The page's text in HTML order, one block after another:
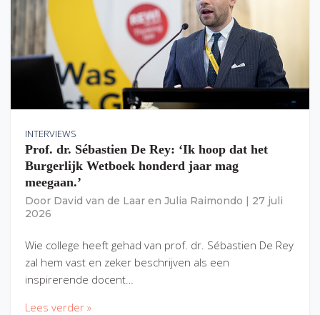
INTERVIEWS
Prof. dr. Sébastien De Rey: ‘Ik hoop dat het
Burgerlijk Wetboek honderd jaar mag
meegaan.’
Door David van de Laar en Julia Raimondo
27 juli
2026
Wie college heeft gehad van prof. dr. Sébastien De Rey
zal hem vast en zeker beschrijven als een
inspirerende docent…
Lees verder »